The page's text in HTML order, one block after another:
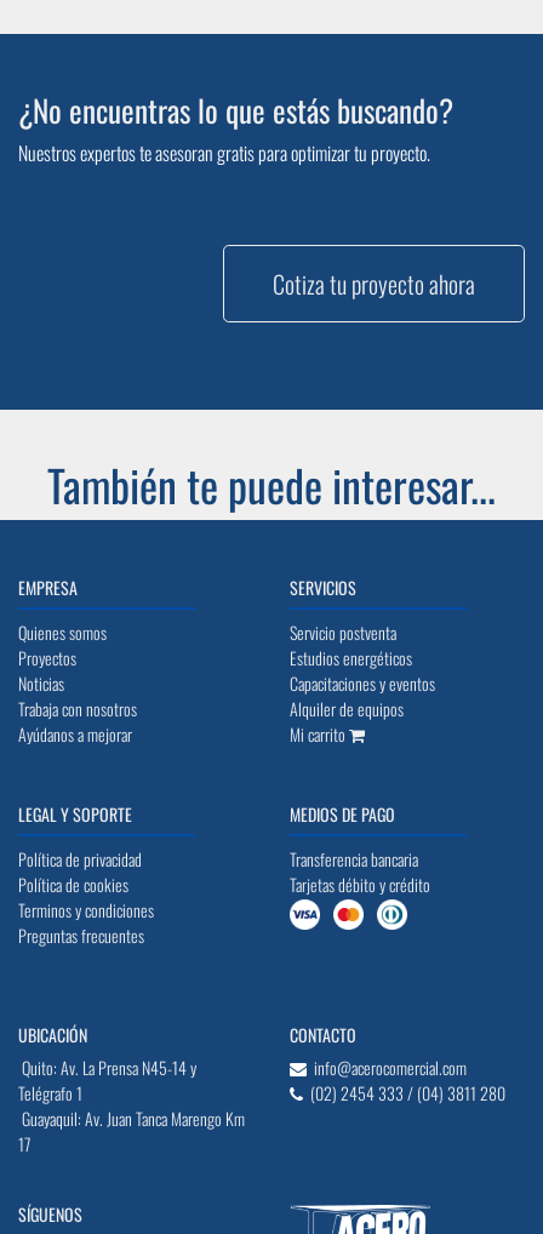
¿No encuentras lo que estás buscando?
Nuestros expertos te asesoran gratis para optimizar tu proyecto.
Cotiza tu proyecto ahora
También te puede interesar...
EMPRESA
Quienes somos
Proyectos
Noticias
Trabaja con nosotros
Ayúdanos a mejorar
SERVICIOS
Servicio postventa
Estudios energéticos
Capacitaciones y eventos
Alquiler de equipos
Mi carrito
LEGAL Y SOPORTE
Política de privacidad
Política de cookies
Terminos y condiciones
Preguntas frecuentes
MEDIOS DE PAGO
Transferencia bancaria
Tarjetas débito y crédito
UBICACIÓN
Quito: Av. La Prensa N45-14 y
Telégrafo 1
Guayaquil: Av. Juan Tanca Marengo Km
17
CONTACTO
info@acerocomercial.com
(02) 2454 333 / (04) 3811 280
SÍGUENOS